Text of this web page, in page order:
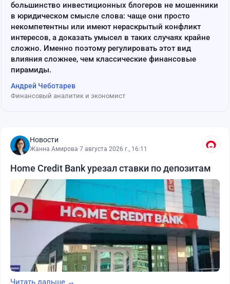
большинство инвестиционных блогеров не мошенники
в юридическом смысле слова: чаще они просто
некомпетентны или имеют нераскрытый конфликт
интересов, а доказать умысел в таких случаях крайне
сложно. Именно поэтому регулировать этот вид
влияния сложнее, чем классические финансовые
пирамиды.
Андрей Чеботарев
Финансовый аналитик и экономист
Новости
Жанна Амирова·7 августа 2026 г., 16:11
Home Credit Bank урезал ставки по депозитам